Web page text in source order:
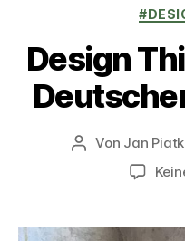
Design
Beitragsautor
Von Jan